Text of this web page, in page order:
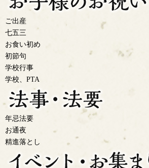
ご出産
七五三
お食い初め
初節句
学校行事
学校、PTA
年忌法要
お通夜
精進落とし